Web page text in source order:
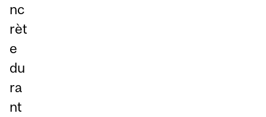
nc
rèt
e
du
ra
nt